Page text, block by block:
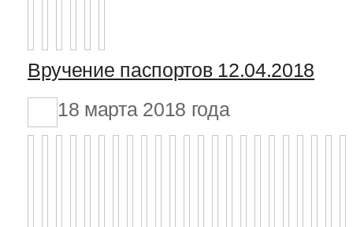
Вручение паспортов 12.04.2018
18 марта 2018 года